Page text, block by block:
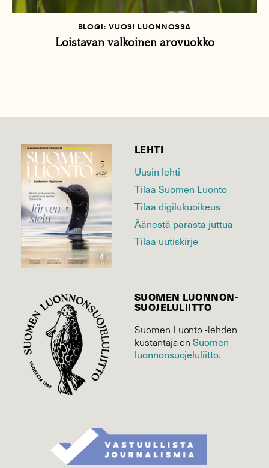
BLOGI: VUOSI LUONNOSSA
Loistavan valkoinen arovuokko
LEHTI
Uusin lehti
Tilaa Suomen Luonto
Tilaa digilukuoikeus
Äänestä parasta juttua
Tilaa uutiskirje
SUOMEN LUONNON­
SUOJELU­LIITTO
Suomen Luonto -lehden
kustantaja onSuomen
luonnonsuojelu­liitto.